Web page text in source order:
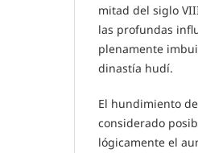
mitad del siglo
las profundas
plenamente
dinastía hudí.
El hundimiento
considerado
lógicamente el